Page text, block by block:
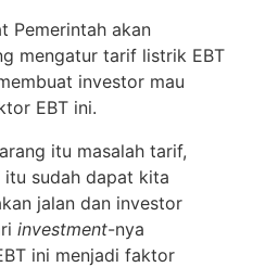
Pemerintah akan
mengatur tarif listrik EBT
investor mau
EBT ini.
itu masalah tarif,
sudah dapat kita
jalan dan investor
investment-nya
ini menjadi faktor